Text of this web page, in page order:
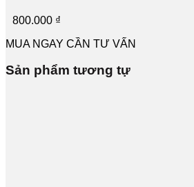
800.000 ₫
MUA NGAY CẦN TƯ VẤN
Sản phẩm tương tự